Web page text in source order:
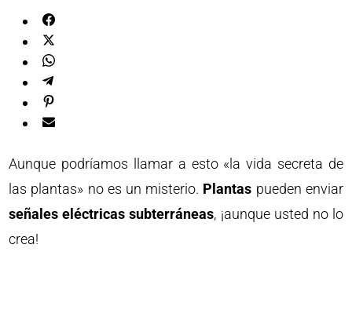
Aunque podríamos llamar a esto «la vida secreta de
las plantas» no es un misterio. Plantas pueden enviar
señales eléctricas subterráneas, ¡aunque usted no lo
crea!